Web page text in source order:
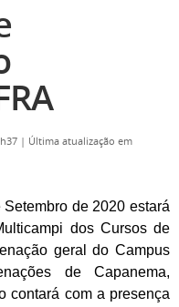
| Última atualização em
de 2020 estará
dos Cursos de
geral do Campus
de Capanema,
contará com a presença